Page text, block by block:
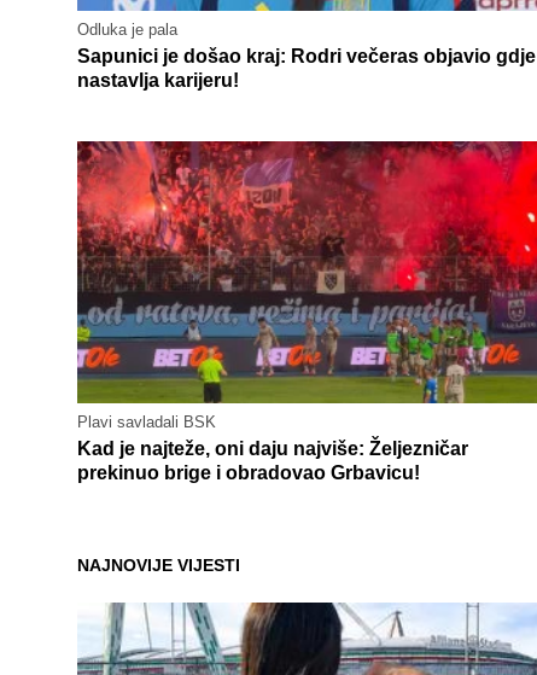
Odluka je pala
Sapunici je došao kraj: Rodri večeras objavio gdje
nastavlja karijeru!
Plavi savladali BSK
Kad je najteže, oni daju najviše: Željezničar
prekinuo brige i obradovao Grbavicu!
NAJNOVIJE VIJESTI